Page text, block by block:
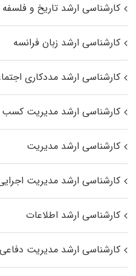
کارشناسی ارشد تاریخ و
کارشناسی ارشد زبان فرانسه
کارشناسی ارشد مددکاری
کارشناسی ارشد مدیریت کسب
کارشناسی ارشد مدیریت
کارشناسی ارشد مدیریت
کارشناسی ارشد اطلاعات
کارشناسی ارشد مدیریت دفاعی ۱